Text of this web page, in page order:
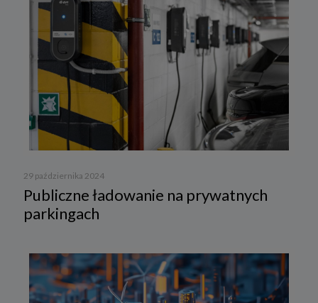
29 października 2024
Publiczne ładowanie na prywatnych
parkingach